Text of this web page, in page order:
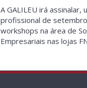
A GALILEU irá
profissional de
workshops na área de
Empresariais nas lojas